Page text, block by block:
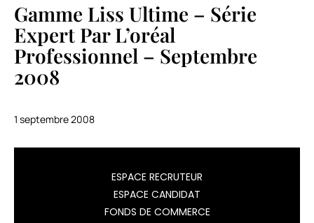
Gamme Liss Ultime – Série
Expert Par L’oréal
Professionnel – Septembre
2008
1 septembre 2008
ESPACE RECRUTEUR
ESPACE CANDIDAT
FONDS DE COMMERCE